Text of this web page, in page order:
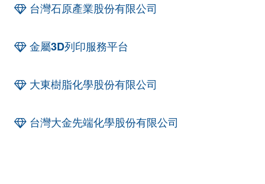
台灣石原產業股份有限公司
金屬3D列印服務平台
大東樹脂化學股份有限公司
台灣大金先端化學股份有限公司